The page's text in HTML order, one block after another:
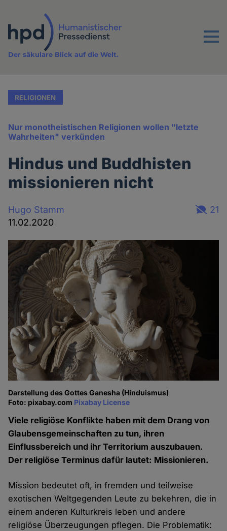
Inhalt
Menu
Der säkulare Blick auf die Welt.
RELIGIONEN
Nur monotheistischen Religionen wollen "letzte
Wahrheiten" verkünden
Hindus und Buddhisten
missionieren nicht
Hugo Stamm
11.02.2020
21
Darstellung des Gottes Ganesha (Hinduismus)
Foto: pixabay.com Pixabay License
Viele religiöse Konflikte haben mit dem Drang von
Glaubensgemeinschaften zu tun, ihren
Einflussbereich und ihr Territorium auszubauen.
Der religiöse Terminus dafür lautet: Missionieren.
Mission bedeutet oft, in fremden und teilweise
exotischen Weltgegenden Leute zu bekehren, die in
einem anderen Kulturkreis leben und andere
religiöse Überzeugungen pflegen. Die Problematik: